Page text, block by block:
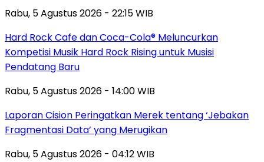
Rabu, 5 Agustus 2026 - 22:15 WIB
Hard Rock Cafe dan Coca-Cola® Meluncurkan
Kompetisi Musik Hard Rock Rising untuk Musisi
Pendatang Baru
Rabu, 5 Agustus 2026 - 14:00 WIB
Laporan Cision Peringatkan Merek tentang ‘Jebakan
Fragmentasi Data’ yang Merugikan
Rabu, 5 Agustus 2026 - 04:12 WIB